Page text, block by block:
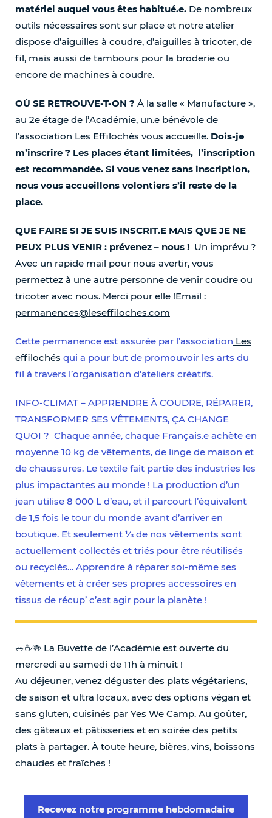
matériel auquel vous êtes habitué.e. De nombreux
outils nécessaires sont sur place et notre atelier
dispose d’aiguilles à coudre, d’aiguilles à tricoter, de
fil, mais aussi de tambours pour la broderie ou
encore de machines à coudre.
OÙ SE RETROUVE-T-ON ? À la salle « Manufacture »,
au 2e étage de l’Académie, un.e bénévole de
l’association Les Effilochés vous accueille. Dois-je
m’inscrire ? Les places étant limitées, l’inscription
est recommandée. Si vous venez sans inscription,
nous vous accueillons volontiers s’il reste de la
place.
QUE FAIRE SI JE SUIS INSCRIT.E MAIS QUE JE NE
PEUX PLUS VENIR : prévenez – nous ! Un imprévu ?
Avec un rapide mail pour nous avertir, vous
permettez à une autre personne de venir coudre ou
tricoter avec nous. Merci pour elle !Email :
permanences@leseffiloches.com
Cette permanence est assurée par l’association Les
effilochés qui a pour but de promouvoir les arts du
fil à travers l’organisation d’ateliers créatifs.
INFO-CLIMAT – APPRENDRE À COUDRE, RÉPARER,
TRANSFORMER SES VÊTEMENTS, ÇA CHANGE
QUOI ? Chaque année, chaque Français.e achète en
moyenne 10 kg de vêtements, de linge de maison et
de chaussures. Le textile fait partie des industries les
plus impactantes au monde ! La production d’un
jean utilise 8 000 L d’eau, et il parcourt l’équivalent
de 1,5 fois le tour du monde avant d’arriver en
boutique. Et seulement ⅓ de nos vêtements sont
actuellement collectés et triés pour être réutilisés
ou recyclés… Apprendre à réparer soi-même ses
vêtements et à créer ses propres accessoires en
tissus de récup’ c’est agir pour la planète !
🥗☕️🍻 La Buvette de l’Académie est ouverte du
mercredi au samedi de 11h à minuit !
Au déjeuner, venez déguster des plats végétariens,
de saison et ultra locaux, avec des options végan et
sans gluten, cuisinés par Yes We Camp. Au goûter,
des gâteaux et pâtisseries et en soirée des petits
plats à partager. À toute heure, bières, vins, boissons
chaudes et fraîches !
Recevez notre programme hebdomadaire